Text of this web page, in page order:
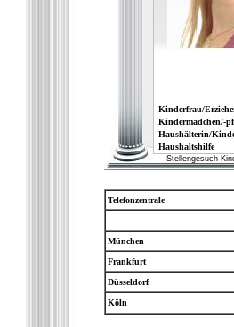
Kinderfrau/
Kindermädchen/-
Haushälterin/
Haushaltshilfe
Stellengesuch
Telefonzentrale
München
Frankfurt
Düsseldorf
Köln